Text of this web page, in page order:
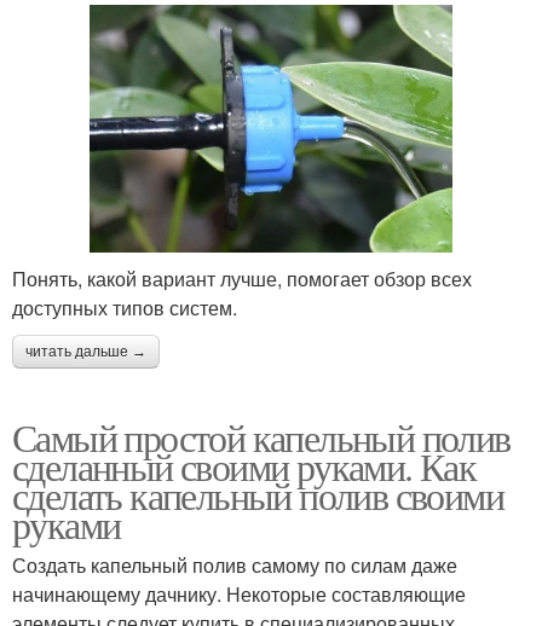
Понять, какой вариант лучше, помогает обзор всех
доступных типов систем.
читать дальше →
Самый простой капельный полив
сделанный своими руками. Как
сделать капельный полив своими
руками
Создать капельный полив самому по силам даже
начинающему дачнику. Некоторые составляющие